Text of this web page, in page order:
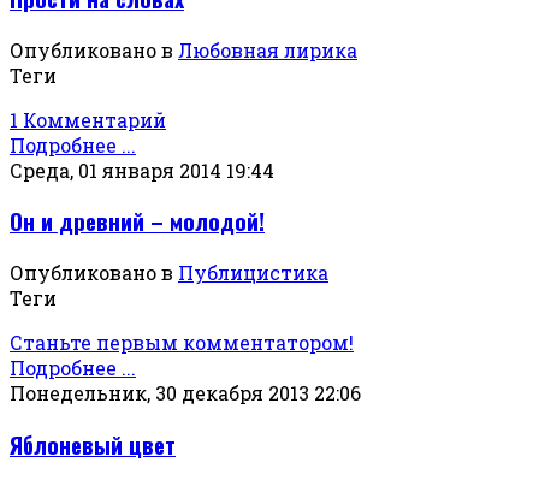
Опубликовано в Любовная лирика
Теги
1 Комментарий
Подробнее ...
Среда, 01 января 2014 19:44
Он и древний – молодой!
Опубликовано в Публицистика
Теги
Станьте первым комментатором!
Подробнее ...
Понедельник, 30 декабря 2013 22:06
Яблоневый цвет